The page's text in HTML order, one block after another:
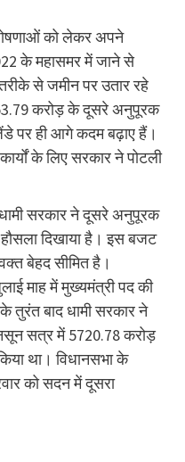
को लेकर अपने
के महासमर में जाने से
से जमीन पर उतार रहे
करोड़ के दूसरे अनुपूरक
पर ही आगे कदम बढ़ाए हैं।
के लिए सरकार ने पोटली
सरकार ने दूसरे अनुपूरक
दिखाया है। इस बजट
बेहद सीमित है।
माह में मुख्यमंत्री पद की
तुरंत बाद धामी सरकार ने
सत्र में 5720.78 करोड़
था। विधानसभा के
को सदन में दूसरा